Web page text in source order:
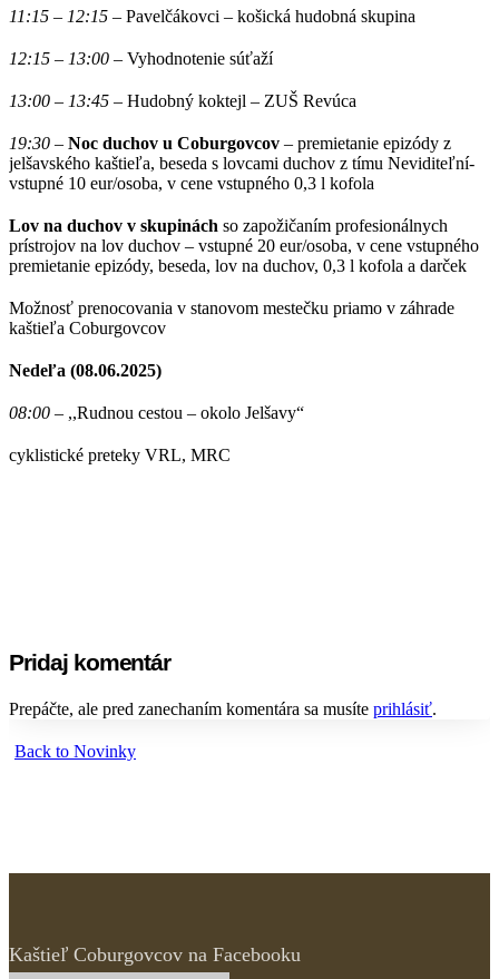
11:15 – 12:15 – Pavelčákovci – košická hudobná skupina
12:15 – 13:00 – Vyhodnotenie súťaží
13:00 – 13:45 – Hudobný koktejl – ZUŠ Revúca
19:30 – Noc duchov u Coburgovcov – premietanie epizódy z
jelšavského kaštieľa, beseda s lovcami duchov z tímu Neviditeľní-
vstupné 10 eur/osoba, v cene vstupného 0,3 l kofola
Lov na duchov v skupinách so zapožičaním profesionálnych
prístrojov na lov duchov – vstupné 20 eur/osoba, v cene vstupného
premietanie epizódy, beseda, lov na duchov, 0,3 l kofola a darček
Možnosť prenocovania v stanovom mestečku priamo v záhrade
kaštieľa Coburgovcov
Nedeľa (08.06.2025)
08:00 – ,,Rudnou cestou – okolo Jelšavy“
cyklistické preteky VRL, MRC
Pridaj komentár
Prepáčte, ale pred zanechaním komentára sa musíte prihlásiť.
Back to Novinky
Kaštieľ Coburgovcov na Facebooku